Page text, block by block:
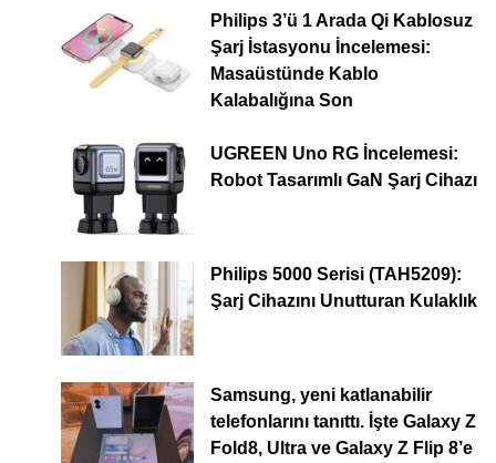
Philips 3’ü 1 Arada Qi Kablosuz
Şarj İstasyonu İncelemesi:
Masaüstünde Kablo
Kalabalığına Son
UGREEN Uno RG İncelemesi:
Robot Tasarımlı GaN Şarj Cihazı
Philips 5000 Serisi (TAH5209):
Şarj Cihazını Unutturan Kulaklık
Samsung, yeni katlanabilir
telefonlarını tanıttı. İşte Galaxy Z
Fold8, Ultra ve Galaxy Z Flip 8’e